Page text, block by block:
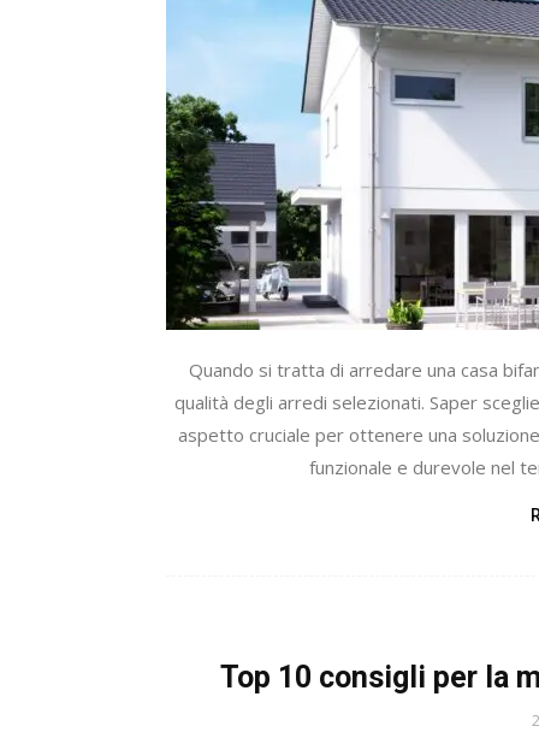
Quando si tratta di arredare una casa
qualità degli arredi selezionati. Saper
aspetto cruciale per ottenere una
funzionale e durevole nel
Top 10 consigli per la